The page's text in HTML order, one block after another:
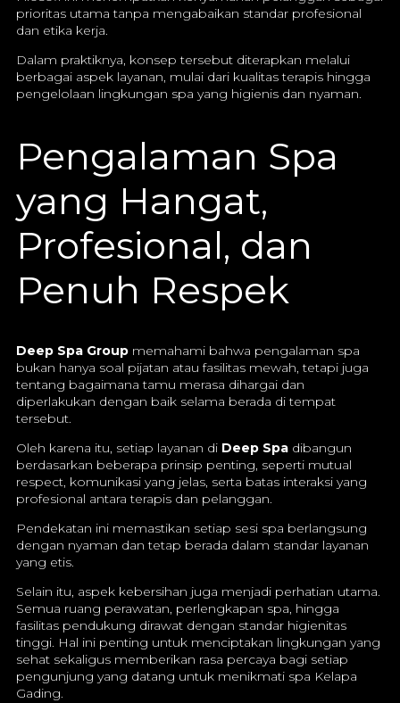
prioritas utama tanpa mengabaikan standar profesional
dan etika kerja.
Dalam praktiknya, konsep tersebut diterapkan melalui
berbagai aspek layanan, mulai dari kualitas terapis hingga
pengelolaan lingkungan spa yang higienis dan nyaman.
Pengalaman Spa
yang Hangat,
Profesional, dan
Penuh Respek
Deep Spa Group memahami bahwa pengalaman spa
bukan hanya soal pijatan atau fasilitas mewah, tetapi juga
tentang bagaimana tamu merasa dihargai dan
diperlakukan dengan baik selama berada di tempat
tersebut.
Oleh karena itu, setiap layanan di Deep Spa dibangun
berdasarkan beberapa prinsip penting, seperti mutual
respect, komunikasi yang jelas, serta batas interaksi yang
profesional antara terapis dan pelanggan.
Pendekatan ini memastikan setiap sesi spa berlangsung
dengan nyaman dan tetap berada dalam standar layanan
yang etis.
Selain itu, aspek kebersihan juga menjadi perhatian utama.
Semua ruang perawatan, perlengkapan spa, hingga
fasilitas pendukung dirawat dengan standar higienitas
tinggi. Hal ini penting untuk menciptakan lingkungan yang
sehat sekaligus memberikan rasa percaya bagi setiap
pengunjung yang datang untuk menikmati spa Kelapa
Gading.